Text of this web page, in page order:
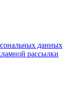
данных
рассылки